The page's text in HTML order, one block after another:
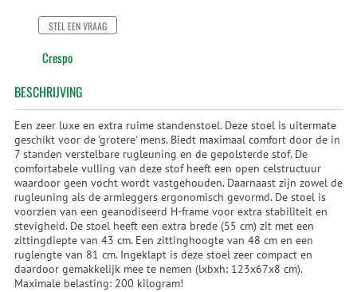
STEL EEN VRAAG
Crespo
BESCHRIJVING
Een zeer luxe en extra ruime standenstoel. Deze stoel is uitermate
geschikt voor de 'grotere' mens. Biedt maximaal comfort door de in
7 standen verstelbare rugleuning en de gepolsterde stof. De
comfortabele vulling van deze stof heeft een open celstructuur
waardoor geen vocht wordt vastgehouden. Daarnaast zijn zowel de
rugleuning als de armleggers ergonomisch gevormd. De stoel is
voorzien van een geanodiseerd H-frame voor extra stabiliteit en
stevigheid. De stoel heeft een extra brede (55 cm) zit met een
zittingdiepte van 43 cm. Een zittinghoogte van 48 cm en een
ruglengte van 81 cm. Ingeklapt is deze stoel zeer compact en
daardoor gemakkelijk mee te nemen (lxbxh: 123x67x8 cm).
Maximale belasting: 200 kilogram!